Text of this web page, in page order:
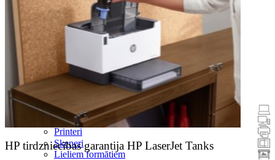
Klēpjdatori un planšetdatori
Galddatori
Printeri
Skeneri
Lieliem formātiem
Akcijos
HP tirdzniecības garantija HP LaserJet Tanks